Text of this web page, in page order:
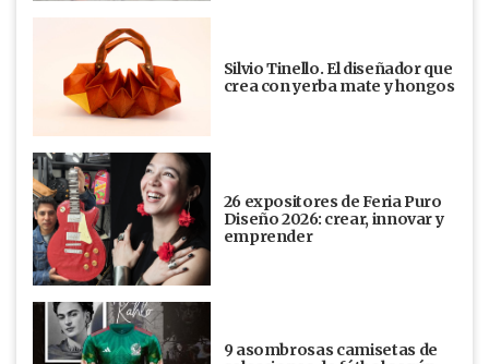
Silvio Tinello. El diseñador que
crea con yerba mate y hongos
26 expositores de Feria Puro
Diseño 2026: crear, innovar y
emprender
9 asombrosas camisetas de